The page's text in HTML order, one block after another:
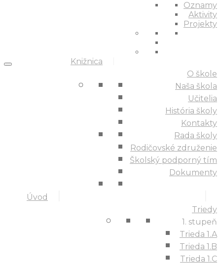
Knižnica
Oznamy
Aktivity
Projekty
Úvod
O škole
Naša škola
Učitelia
História školy
Kontakty
Rada školy
Rodičovské združenie
Školský podporný tím
Dokumenty
Triedy
1. stupeň
Trieda 1.A
Trieda 1.B
Trieda 1.C